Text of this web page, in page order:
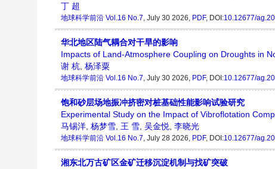
丁 超
地球科学前沿 Vol.16 No.7, July 30 2026, PDF, DOI:10.12677/
华北地区陆气耦合对干旱的影响
Impacts of Land-Atmosphere Coupling on Droughts in
谢 杭, 杨泽粟
地球科学前沿 Vol.16 No.7, July 30 2026, PDF, DOI:10.12677/
饱和砂层场地振冲挤密对桩基础性能影响试验研究
Experimental Study on the Impact of Vibroflotation
马锡洋, 杨梦雪, 王 雪, 吴金悦, 李晓光
地球科学前沿 Vol.16 No.7, July 28 2026, PDF, DOI:10.12677/
湘东北万古矿区金矿迁移沉淀机制与找矿突破